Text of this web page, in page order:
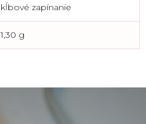
kĺbové zapínanie
1,30 g